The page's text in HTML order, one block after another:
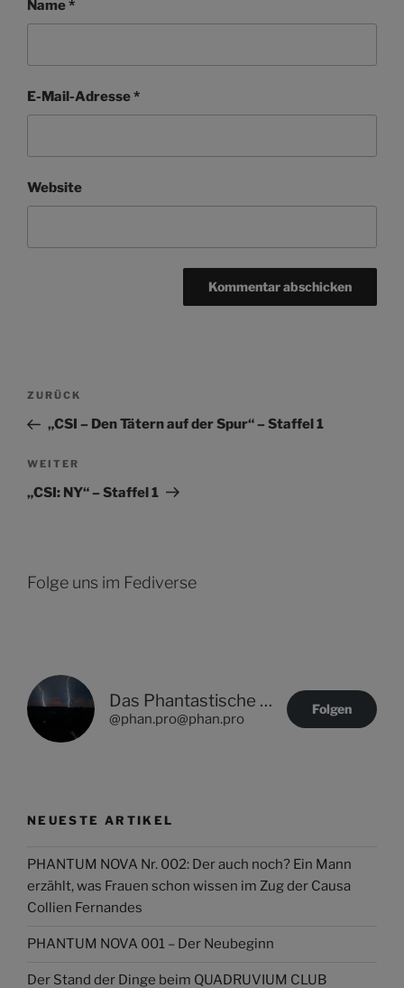
Name*
E-Mail-Adresse*
Website
Beitragsnavigation
Vorheriger
Beitrag
ZURÜCK
„CSI – Den Tätern auf der Spur“ – Staffel 1
Nächster
Beitrag
WEITER
„CSI: NY“ – Staffel 1
Folge uns im Fediverse
Das Phantastische Projekt - PHAN.PRO
@phan.pro@phan.pro
Folgen
NEUESTE ARTIKEL
PHANTUM NOVA Nr. 002: Der auch noch? Ein Mann
erzählt, was Frauen schon wissen im Zug der Causa
Collien Fernandes
PHANTUM NOVA 001 – Der Neubeginn
Der Stand der Dinge beim QUADRUVIUM CLUB